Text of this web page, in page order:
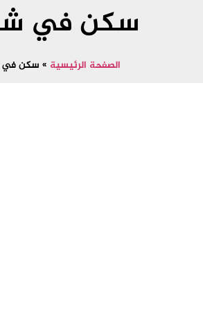
سكن في
الصفحة الرئيسية » سكن في